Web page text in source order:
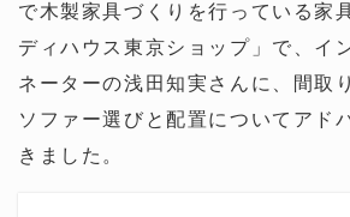
で木製家具づくりを行っている家
ディハウス東京ショップ」で、イ
ネーターの浅田知実さんに、間取
ソファー選びと配置についてアド
きました。